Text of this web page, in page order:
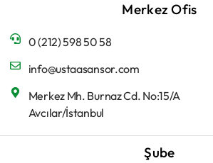
Merkez Ofis
0 (212) 598 50 58
info@ustaasansor.com
Merkez Mh. Burnaz Cd. No:15/A
Avcılar/İstanbul
Şube